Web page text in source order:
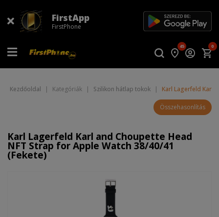
FirstApp
FirstPhone
45 0
Kezdőoldal | Kategóriák | Szilikon hátlap tokok | Karl Lagerfeld Karl
Összehasonlítás
Karl Lagerfeld Karl and Choupette Head
NFT Strap for Apple Watch 38/40/41
(Fekete)